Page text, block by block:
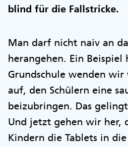
blind für die Fallstricke.
Man darf nicht naiv an
herangehen. Ein Beispiel
Grundschule wenden
auf, den Schülern eine
beizubringen. Das
Und jetzt gehen wir her,
Kindern die Tablets in